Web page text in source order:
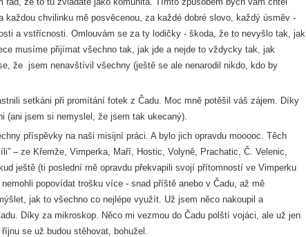
každou chvilinku mě posvěcenou, za každé dobré slovo, každý úsměv -
a vstřícnosti. Omlouvám se za ty lodičky - škoda, že to nevyšlo tak, jak
musíme přijímat všechno tak, jak jde a nejde to vždycky tak, jak
že jsem nenavštívil všechny (ještě se ale nenarodil nikdo, kdo by
setkáni při promítání fotek z Čadu. Moc mně potěšil váš zájem. Díky
(ani jsem si nemyslel, že jsem tak ukecaný).
příspěvky na naši misijní práci. A bylo jich opravdu mooooc. Těch
– ze Křemže, Vimperka, Maří, Hostic, Volyně, Prachatic, Č. Velenic,
ještě (ti poslední mě opravdu překvapili svojí přítomností ve Vimperku
popovídat trošku více - snad příště anebo v Čadu, až mě
jak to všechno co nejlépe využít. Už jsem něco nakoupil a
Díky za mikroskop. Něco mi vezmou do Čadu polští vojáci, ale už jen
se už budou stěhovat, bohužel.